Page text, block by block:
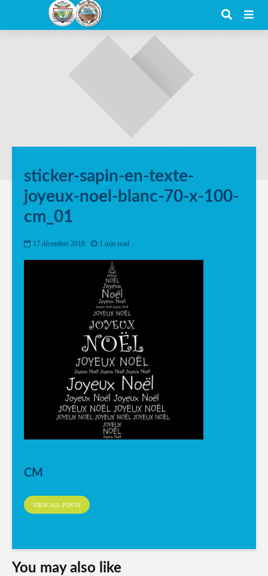
sticker-sapin-en-texte-
joyeux-noel-blanc-70-x-100-
cm_01
17 décembre 2018 1 min read
CM
VIEW ALL POSTS
You may also like